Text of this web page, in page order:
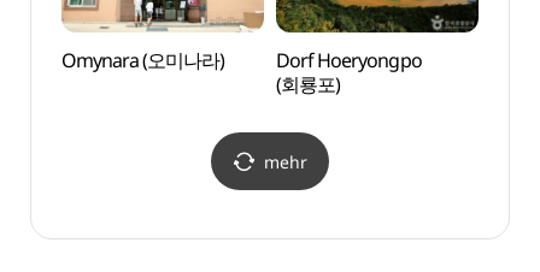
Omynara (오미나라)
Dorf Hoeryongpo
(회룡포)
mehr